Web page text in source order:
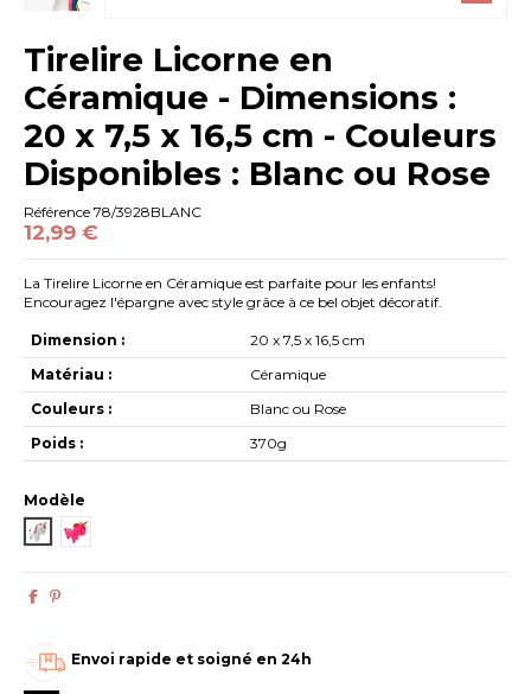
Tirelire Licorne en
Céramique - Dimensions :
20 x 7,5 x 16,5 cm - Couleurs
Disponibles : Blanc ou Rose
Référence 78/3928BLANC
12,99 €
La Tirelire Licorne en Céramique est parfaite pour les enfants!
Encouragez l'épargne avec style grâce à ce bel objet décoratif.
Dimension :
20 x 7,5 x 16,5 cm
Matériau :
Céramique
Couleurs :
Blanc ou Rose
Poids :
370g
Modèle
78/3928BLANC
78/3928ROSE
Envoi rapide et soigné en 24h